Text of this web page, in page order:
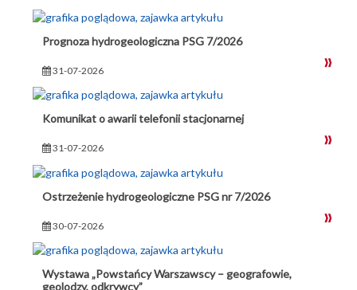
Prognoza hydrogeologiczna PSG 7/2026
31-07-2026
Komunikat o awarii telefonii stacjonarnej
31-07-2026
Ostrzeżenie hydrogeologiczne PSG nr 7/2026
30-07-2026
Wystawa „Powstańcy Warszawscy – geografowie,
geolodzy, odkrywcy”